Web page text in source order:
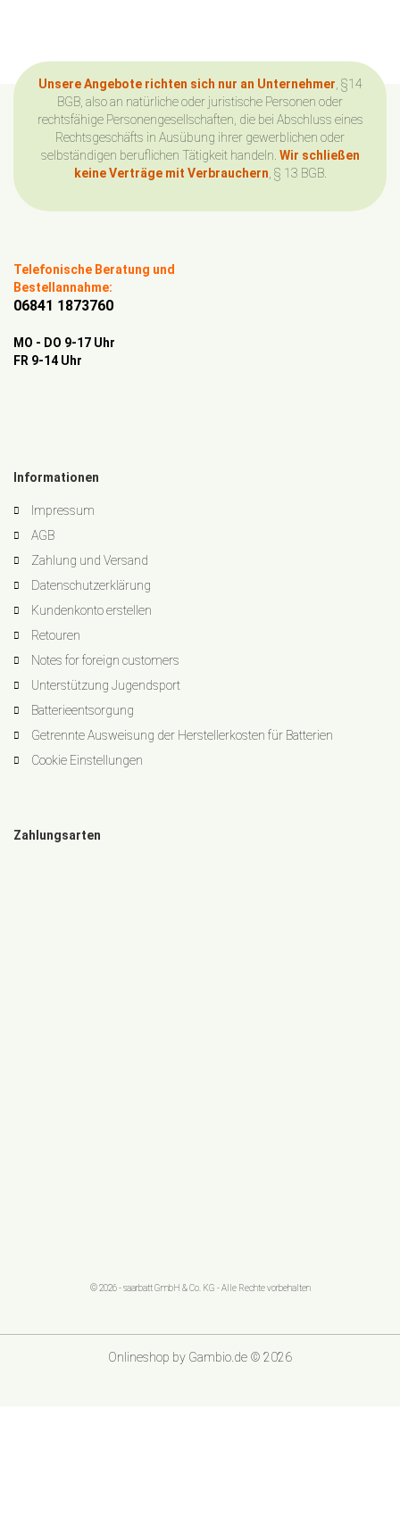
Unsere Angebote richten sich nur an Unternehmer , §14
BGB, also an natürliche oder juristische Personen oder
rechtsfähige Personengesellschaften, die bei Abschluss eines
Rechtsgeschäfts in Ausübung ihrer gewerblichen oder
selbständigen beruflichen Tätigkeit handeln. Wir schließen
keine Verträge mit Verbrauchern , § 13 BGB.
Telefonische Beratung und
Bestellannahme:
06841 1873760
MO - DO 9-17 Uhr
FR 9-14 Uhr
Informationen
Impressum
AGB
Zahlung und Versand
Datenschutzerklärung
Kundenkonto erstellen
Retouren
Notes for foreign customers
Unterstützung Jugendsport
Batterieentsorgung
Getrennte Ausweisung der Herstellerkosten für Batterien
Cookie Einstellungen
Zahlungsarten
© 2026 - saarbatt GmbH & Co. KG - Alle Rechte vorbehalten
Onlineshop by Gambio.de © 2026